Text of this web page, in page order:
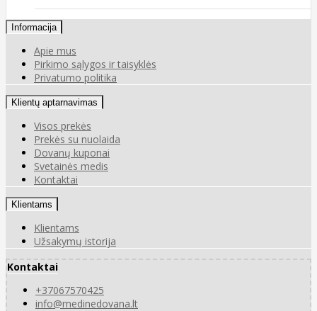
Informacija
Apie mus
Pirkimo sąlygos ir taisyklės
Privatumo politika
Klientų aptarnavimas
Visos prekės
Prekės su nuolaida
Dovanų kuponai
Svetainės medis
Kontaktai
Klientams
Klientams
Užsakymų istorija
Kontaktai
+37067570425
info@medinedovana.lt